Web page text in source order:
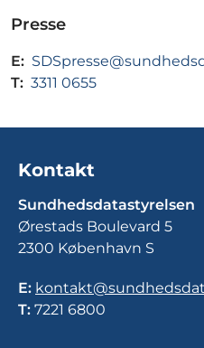
Presse
E:
T: 3311 0655
Kontakt
Sundhedsdatastyrelsen
Ørestads Boulevard 5
2300 København S
E:
T: 7221 6800